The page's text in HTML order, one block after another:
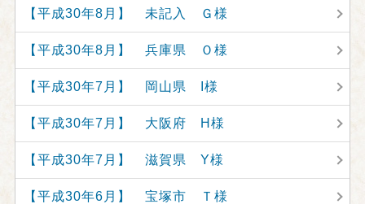
【平成30年8月】 未記入 Ｇ様
【平成30年8月】 兵庫県 Ｏ様
【平成30年7月】 岡山県 I様
【平成30年7月】 大阪府 H様
【平成30年7月】 滋賀県 Y様
【平成30年6月】 宝塚市 Ｔ様